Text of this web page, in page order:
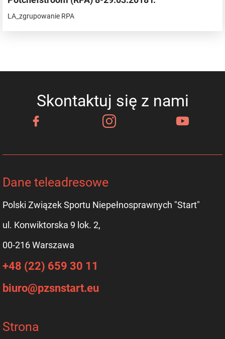
LA_zgrupowanie RPA
Skontaktuj się z nami
Dane teleadresowe
Polski Związek Sportu Niepełnosprawnych "Start"
ul. Konwiktorska 9 lok. 2,
00-216 Warszawa
+48 (22) 659 30 11
biuro@pzsnstart.eu
Strona